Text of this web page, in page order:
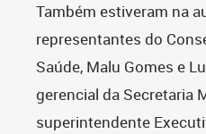
Também estiveram na
representantes do
Saúde, Malu Gomes e
gerencial da Secretaria
superintendente